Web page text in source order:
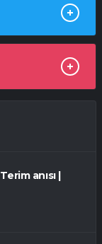
anısı |